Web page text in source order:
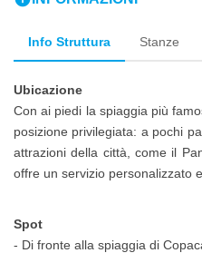
Info Struttura Stanze
Ubicazione
Con ai piedi la spiaggia più
posizione privilegiata: a pochi
attrazioni della città, come il
offre un servizio personalizzato
Spot
- Di fronte alla spiaggia di